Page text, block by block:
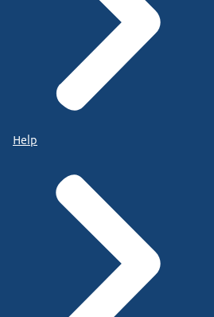
Help